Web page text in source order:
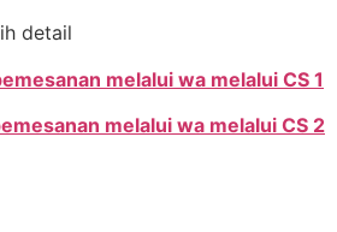
detail
melalui wa melalui CS 1
melalui wa melalui CS 2